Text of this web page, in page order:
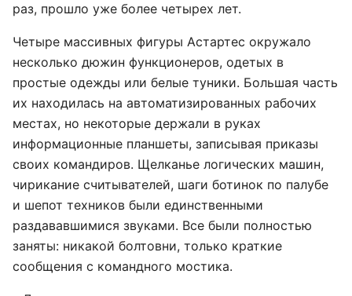
раз, прошло уже более четырех лет.
Четыре массивных фигуры Астартес окружало
несколько дюжин функционеров, одетых в
простые одежды или белые туники. Большая часть
их находилась на автоматизированных рабочих
местах, но некоторые держали в руках
информационные планшеты, записывая приказы
своих командиров. Щелканье логических машин,
чирикание считывателей, шаги ботинок по палубе
и шепот техников были единственными
раздававшимися звуками. Все были полностью
заняты: никакой болтовни, только краткие
сообщения с командного мостика.